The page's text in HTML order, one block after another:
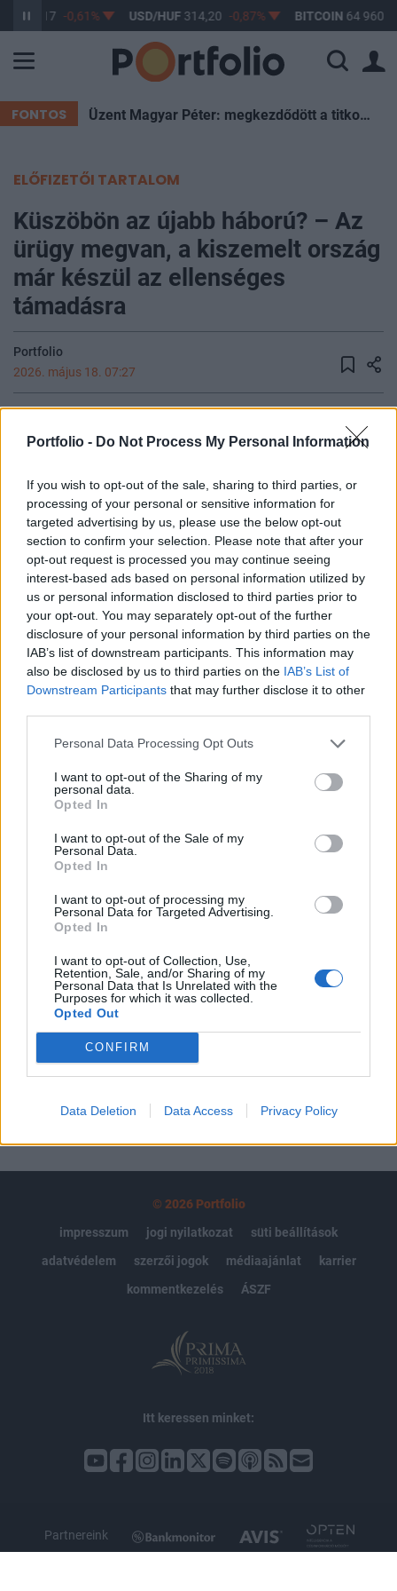
Portfolio - Do Not Process My Personal Information
If you wish to opt-out of the sale, sharing to third parties, or
processing of your personal or sensitive information for
targeted advertising by us, please use the below opt-out
section to confirm your selection. Please note that after your
opt-out request is processed you may continue seeing
interest-based ads based on personal information utilized by
us or personal information disclosed to third parties prior to
your opt-out. You may separately opt-out of the further
disclosure of your personal information by third parties on the
IAB’s list of downstream participants. This information may
also be disclosed by us to third parties on the IAB’s List of
Downstream Participants that may further disclose it to other
Personal Data Processing Opt Outs
I want to opt-out of the Sharing of my
personal data.
Opted In
I want to opt-out of the Sale of my
Personal Data.
Opted In
I want to opt-out of processing my
Personal Data for Targeted Advertising.
Opted In
I want to opt-out of Collection, Use,
Retention, Sale, and/or Sharing of my
Personal Data that Is Unrelated with the
Purposes for which it was collected.
Opted Out
CONFIRM
Data Deletion Data Access Privacy Policy
363,17 -0,61% USD/HUF314,20 -0,87% BITCOIN64 960,15
FONTOS Üzent Magyar Péter: megkezdődött a titkos szavazás a leendő köztársasági elnökről
ELŐFIZETŐI TARTALOM
Küszöbön az újabb háború? – Az
ürügy megvan, a kiszemelt ország
már készül az ellenséges
támadásra
Portfolio
2026. május 18. 07:27
„csalárd ügyet” kreál, hogy igazolja a gazdasági
beavatkozást – írja a Reuters. Bruno Rodríguez
ezzel arra az Axios-jelentésre válaszolt, amely
szerint Kuba több mint 300 katonai drónt szerzett
be.
A vasárnap megjelent Axios-cikk minősített hírszerzési
információkra hivatkozva állította, hogy Havanna
megvitatta a drónok bevetésének terveit. A célpontok
között szerepelt az Egyesült Államok guantánamói
haditengerészeti támaszpontja, több amerikai hadihajó,
valamint a floridai Key West is. Egy magas rangú amerikai
KEDVES OLVASÓNK!
A keresett cikk a portfolio.hu hírarchívumához
tartozik, melynek olvasása előfizetéses
regisztrációhoz kötött.
Portfolio.hu teljes cikkarchívum
Kötéslisták: BÉT elmúlt 2 év napon belüli
kötéslistái
Előfizetés
MÁR ELŐFIZETŐNK VAGY?
© 2026 Portfolio
impresszum
jogi nyilatkozat
süti beállítások
adatvédelem
szerzői jogok médiaajánlat
karrier
kommentkezelés
ÁSZF
Itt keressen minket:
Partnereink